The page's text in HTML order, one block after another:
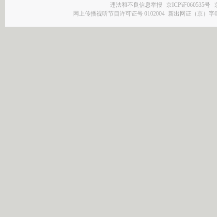
违法和不良信息举报
京ICP证060535号
网上传播视听节目许可证号 0102004 新出网证（京）